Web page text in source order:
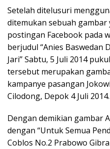
Setelah ditelusuri
ditemukan sebuah
postingan Facebook pada
berjudul “Anies Baswedan
Jari” Sabtu, 5 Juli 2014
tersebut merupakan
kampanye pasangan
Cilodong, Depok 4 Juli 2014.
Dengan demikian gambar
dengan “Untuk Semua
Coblos No.2 Prabowo